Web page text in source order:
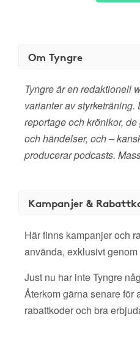
Om Tyngre
Tyngre är en redaktionell
varianter av styrketräning.
reportage och krönikor,
och händelser, och –
producerar podcasts.
Kampanjer &
Här finns kampanjer och
använda, exklusivt
Just nu har inte Tyngre
Återkom gärna senare för
rabattkoder och bra